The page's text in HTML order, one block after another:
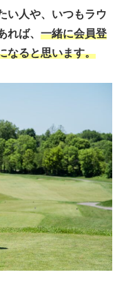
い人や、いつもラウ
れば、 一緒に会員登
なると思います。